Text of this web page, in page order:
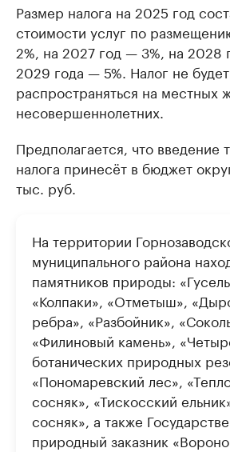
Размер налога на 2025 год
стоимости услуг по
2%, на 2027 год — 3%, на 2028
2029 года — 5%. Налог не будет
распространяться на местных
несовершеннолетних.
Предполагается, что введение
налога принесёт в бюджет
тыс. руб.
На территории
муниципального района
памятников природы:
«Колпаки», «Отметыш»,
ребра», «Разбойник»,
«Филиновый камень»,
ботанических природных
«Пономаревский лес»,
сосняк», «Тискосский
сосняк», а также
природный заказник